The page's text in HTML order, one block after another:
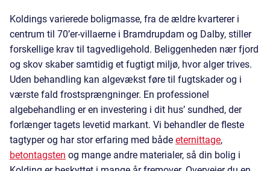
Koldings varierede boligmasse, fra de ældre kvarterer i
centrum til 70’er-villaerne i Bramdrupdam og Dalby, stiller
forskellige krav til tagvedligehold. Beliggenheden nær fjord
og skov skaber samtidig et fugtigt miljø, hvor alger trives.
Uden behandling kan algevækst føre til fugtskader og i
værste fald frostsprængninger. En professionel
algebehandling er en investering i dit hus’ sundhed, der
forlænger tagets levetid markant. Vi behandler de fleste
tagtyper og har stor erfaring med både eternittage,
betontagsten og mange andre materialer, så din bolig i